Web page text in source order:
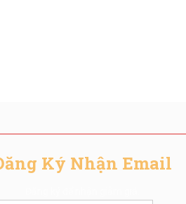
Ký Nhận Email